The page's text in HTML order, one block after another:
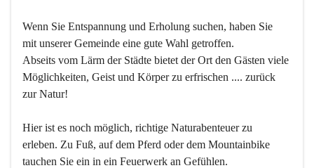
Wenn Sie Entspannung und Erholung suchen, haben Sie
mit unserer Gemeinde eine gute Wahl getroffen.
Abseits vom Lärm der Städte bietet der Ort den Gästen viele
Möglichkeiten, Geist und Körper zu erfrischen .... zurück
zur Natur!
Hier ist es noch möglich, richtige Naturabenteuer zu
erleben. Zu Fuß, auf dem Pferd oder dem Mountainbike
tauchen Sie ein in ein Feuerwerk an Gefühlen.